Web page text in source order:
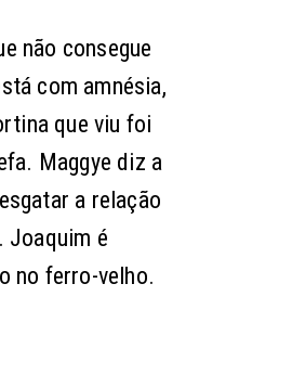
não consegue
com amnésia,
que viu foi
Maggye diz a
a relação
Joaquim é
no ferro-velho.